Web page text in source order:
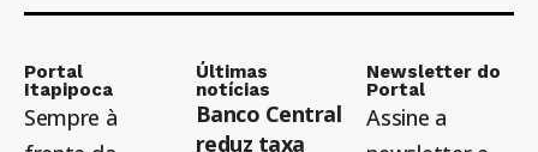
Portal
Itapipoca
Sempre à
Últimas
notícias
Banco Central
reduz taxa
Newsletter do
Portal
Assine a